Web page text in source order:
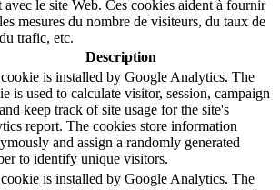
avec le site Web. Ces cookies aident à fournir
mesures du nombre de visiteurs, du taux de
trafic, etc.
Description
is installed by Google Analytics. The
is used to calculate visitor, session, campaign
keep track of site usage for the site's
report. The cookies store information
and assign a randomly generated
to identify unique visitors.
is installed by Google Analytics. The